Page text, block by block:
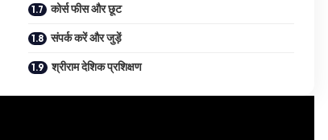
कोर्स फीस और छूट
संपर्क करें और जुड़ें
श्रीराम देशिक प्रशिक्षण